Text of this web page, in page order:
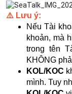
⚠️ Lưu ý:
Nếu Tài
khoản, mà
trong tên
KHÔNG
KOL/KOC
mình. Tuy